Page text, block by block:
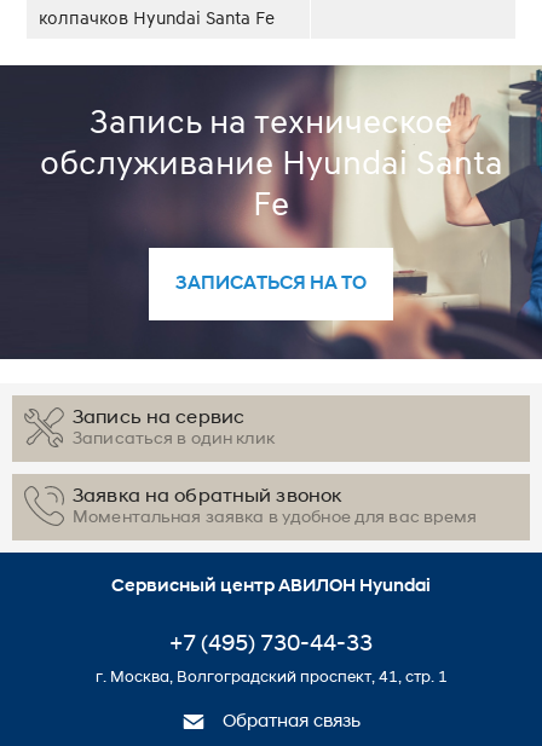
колпачков Hyundai Santa Fe
Запись на техническое
обслуживание Hyundai Santa
Fe
ЗАПИСАТЬСЯ НА ТО
Запись на сервис
Записаться в один клик
Заявка на обратный звонок
Моментальная заявка в удобное для вас время
Сервисный центр АВИЛОН Hyundai
+7 (495) 730-44-33
г. Москва, Волгоградский проспект, 41, стр. 1
Обратная связь